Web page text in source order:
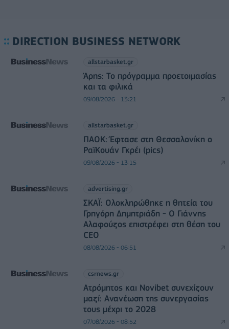
DIRECTION BUSINESS NETWORK
allstarbasket.gr
Άρης: Το πρόγραμμα προετοιμασίας
και τα φιλικά
09/08/2026 - 13:21
allstarbasket.gr
ΠΑΟΚ: Έφτασε στη Θεσσαλονίκη ο
ΡαϊΚουάν Γκρέι (pics)
09/08/2026 - 13:15
advertising.gr
ΣΚΑΪ: Ολοκληρώθηκε η θητεία του
Γρηγόρη Δημητριάδη - Ο Γιάννης
Αλαφούζος επιστρέφει στη θέση του
CEO
08/08/2026 - 06:51
csrnews.gr
Ατρόμητος και Novibet συνεχίζουν
μαζί: Ανανέωση της συνεργασίας
τους μέχρι το 2028
07/08/2026 - 08:52